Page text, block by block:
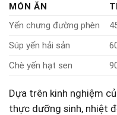
MÓN ‍ĂN
Yến chưng⁢ đường ‌phèn
Súp yến hải sản
Chè yến hạt sen
Dựa trên kinh nghiệm
thực ⁤dưỡng sinh, nhiệt